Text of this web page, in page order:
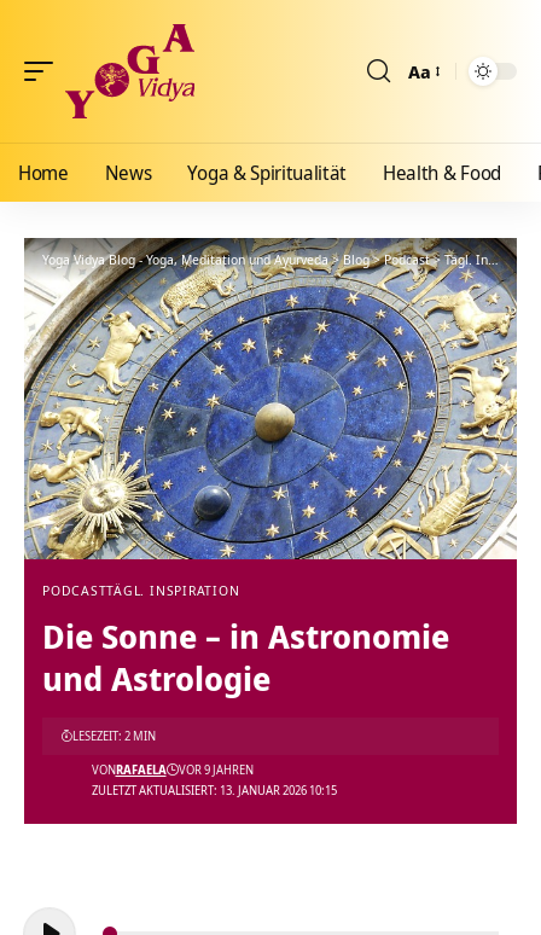
Aa
Home News Yoga & Spiritualität Health & Food
Yoga Vidya Blog - Yoga, Meditation und Ayurveda>Blog>Podcast>Tägl. Inspiration
PODCASTTÄGL. INSPIRATION
Die Sonne – in Astronomie
und Astrologie
ZULETZT AKTUALISIERT: 13. JANUAR 2026 10:15
VONRAFAELA VOR 9 JAHREN
LESEZEIT: 2 MIN
Audio-